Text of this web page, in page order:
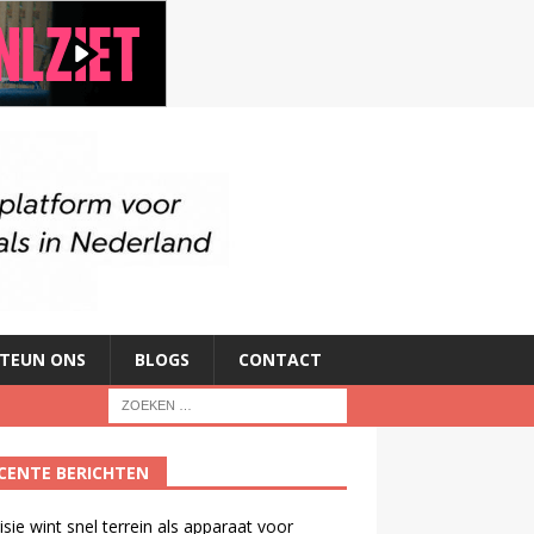
ONS BLOGS CONTACT
BERICHTEN
wint snel terrein als apparaat voor